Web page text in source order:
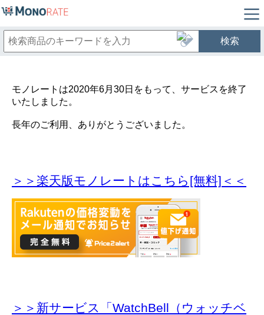
検索
モノレートは2020年6月30日をもって、サービスを終了
いたしました。
長年のご利用、ありがとうございました。
＞＞楽天版モノレートはこちら[無料]＜＜
＞＞新サービス「WatchBell（ウォッチベ